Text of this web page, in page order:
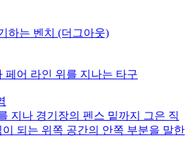
하는 벤치 (더그아웃)
페어 라인 위를 지나는 타구
지나 경기장의 펜스 밑까지 그은 직
되는 위쪽 공간의 안쪽 부분을 말한